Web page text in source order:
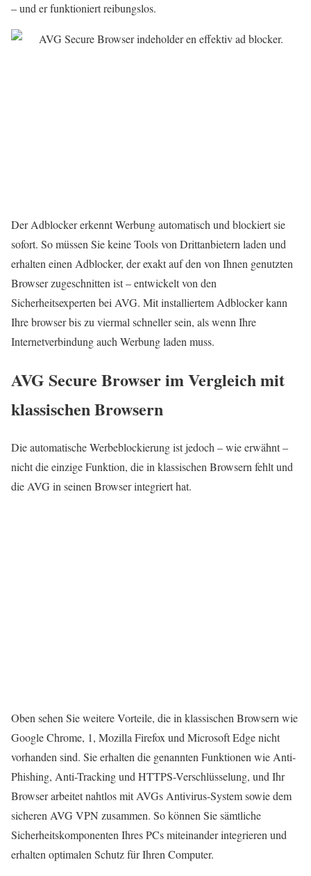
– und er funktioniert reibungslos.
Der Adblocker erkennt Werbung automatisch und blockiert sie
sofort. So müssen Sie keine Tools von Drittanbietern laden und
erhalten einen Adblocker, der exakt auf den von Ihnen genutzten
Browser zugeschnitten ist – entwickelt von den
Sicherheitsexperten bei AVG. Mit installiertem Adblocker kann
Ihre browser bis zu viermal schneller sein, als wenn Ihre
Internetverbindung auch Werbung laden muss.
AVG Secure Browser im Vergleich mit
klassischen Browsern
Die automatische Werbeblockierung ist jedoch – wie erwähnt –
nicht die einzige Funktion, die in klassischen Browsern fehlt und
die AVG in seinen Browser integriert hat.
Oben sehen Sie weitere Vorteile, die in klassischen Browsern wie
Google Chrome, 1, Mozilla Firefox und Microsoft Edge nicht
vorhanden sind. Sie erhalten die genannten Funktionen wie Anti-
Phishing, Anti-Tracking und HTTPS-Verschlüsselung, und Ihr
Browser arbeitet nahtlos mit AVGs Antivirus-System sowie dem
sicheren AVG VPN zusammen. So können Sie sämtliche
Sicherheitskomponenten Ihres PCs miteinander integrieren und
erhalten optimalen Schutz für Ihren Computer.